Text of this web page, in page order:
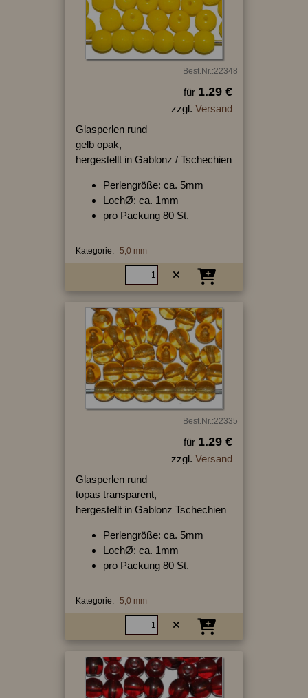
Best.Nr.:22348
für 1.29 €
zzgl. Versand
Glasperlen rund
gelb opak,
hergestellt in Gablonz / Tschechien
Perlengröße: ca. 5mm
LochØ: ca. 1mm
pro Packung 80 St.
Kategorie: 5,0 mm
Best.Nr.:22335
für 1.29 €
zzgl. Versand
Glasperlen rund
topas transparent,
hergestellt in Gablonz Tschechien
Perlengröße: ca. 5mm
LochØ: ca. 1mm
pro Packung 80 St.
Kategorie: 5,0 mm